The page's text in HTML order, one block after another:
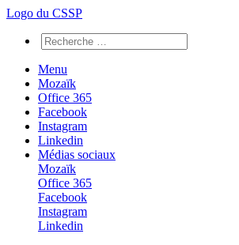
Logo du CSSP
Menu
Mozaïk
Office 365
Facebook
Instagram
Linkedin
Médias sociaux
Mozaïk
Office 365
Facebook
Instagram
Linkedin